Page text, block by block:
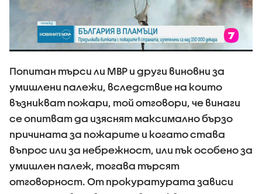
Попитан търси ли МВР и други виновни за
умишлени палежи, вследствие на които
възникват пожари, той отговори, че винаги
се опитват да изяснят максимално бързо
причината за пожарите и когато става
въпрос или за небрежност, или пък особено за
умишлен палеж, тогава търсят
отговорност. От прокуратурата зависи